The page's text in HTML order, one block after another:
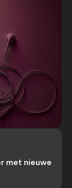
met nieuwe